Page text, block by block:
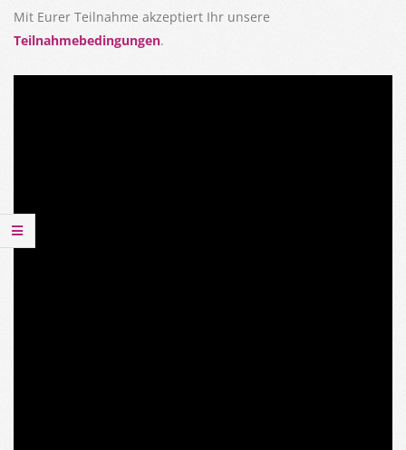
Mit Eurer Teilnahme akzeptiert Ihr unsere
Teilnahmebedingungen.